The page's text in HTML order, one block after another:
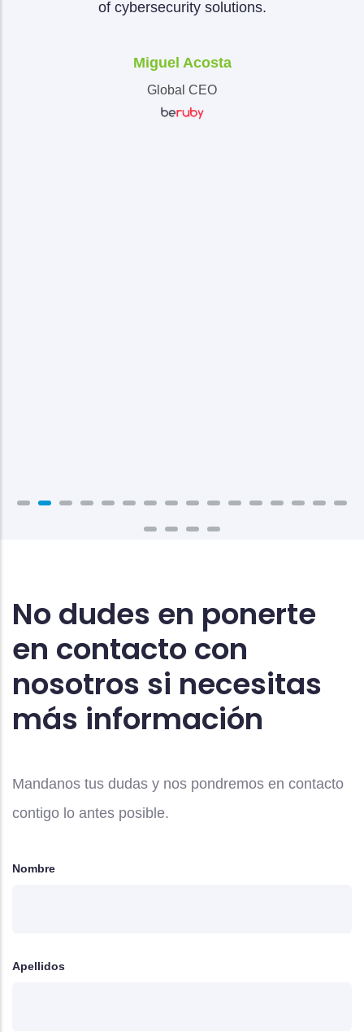
cybersecurity solutions.
No dudes en ponerte
en contacto con
nosotros si necesitas
más información
Mandanos tus dudas y nos pondremos en contacto
contigo lo antes posible.
Nombre
Apellidos